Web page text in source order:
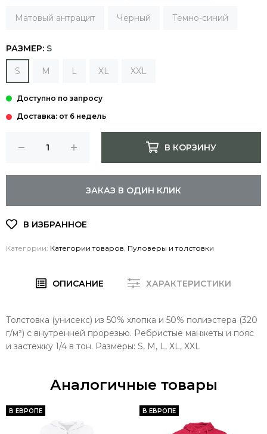
Матовый антрацит Черный Темно-синий
РАЗМЕР: S
S M L XL XXL
Доставка: от 6 недель
В КОРЗИНУ
ЗАКАЗ В ОДИН КЛИК
Категории: Категории товаров Пуловеры и толстовки
ОПИСАНИЕ ХАРАКТЕРИСТИКИ
Толстовка (унисекс) из 50% хлопка и 50% полиэстера (320
г/м²) с внутренней прорезью. Ребристые манжеты и пояс
и застежку 1/4 в тон. Размеры: S, M, L, XL, XXL
Аналогичные товары
В ЕВРОПЕ В ЕВРОПЕ